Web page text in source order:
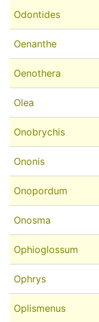
Odontides
Oenanthe
Oenothera
Olea
Onobrychis
Ononis
Onopordum
Onosma
Ophioglossum
Ophrys
Oplismenus